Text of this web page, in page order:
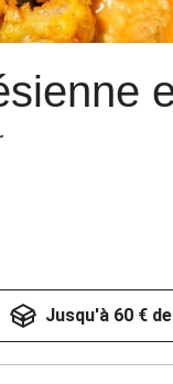
Jusqu'à 60 €